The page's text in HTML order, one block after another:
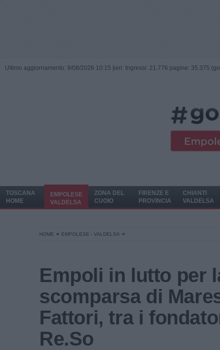
Ultimo aggiornamento: 9/08/2026 10:15 | ieri: Ingressi: 21.776 pagine: 35.375
TOSCANA
HOME
EMPOLESE
VALDELSA
ZONA DEL
CUOIO
FIRENZE E
PROVINCIA
CHIANTI
VALDELSA
HOME EMPOLESE - VALDELSA
Empoli in lutto per
scomparsa di
Fattori, tra i
Re.So